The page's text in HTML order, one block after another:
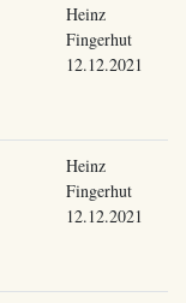
Heinz
Fingerhut
12.12.2021
Heinz
Fingerhut
12.12.2021